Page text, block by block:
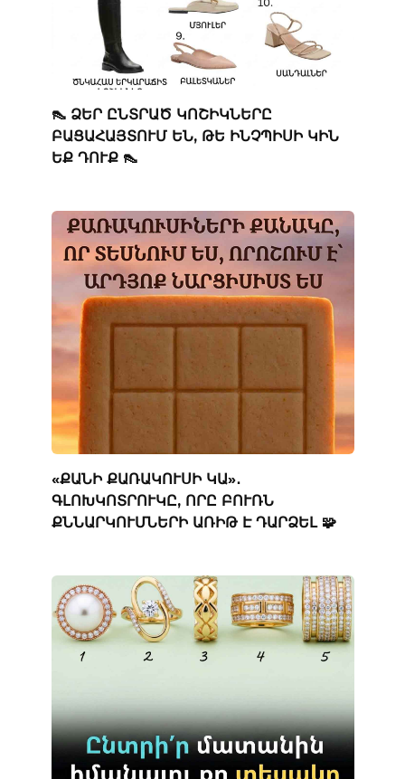
👠 ՁԵՐ ԸՆՏՐԱԾ ԿՈՇԻԿՆԵՐԸ
ԲԱՑԱՀԱՅՏՈՒՄ ԵՆ, ԹԵ ԻՆՉՊԻՍԻ ԿԻՆ
ԵՔ ԴՈՒՔ 👠
«ՔԱՆԻ ՔԱՌԱԿՈՒՍԻ ԿԱ»․
ԳԼՈԽԿՈՏՐՈՒԿԸ, ՈՐԸ ԲՈՒՌՆ
ՔՆՆԱՐԿՈՒՄՆԵՐԻ ԱՌԻԹ Է ԴԱՐՁԵԼ 🧩